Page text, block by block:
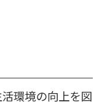
環境の向上を図